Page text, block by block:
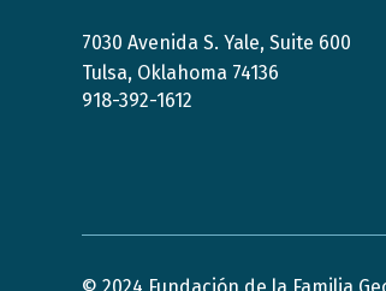
Kaiser
7030 Avenida S. Yale, Suite 600
Tulsa, Oklahoma 74136
918-392-1612